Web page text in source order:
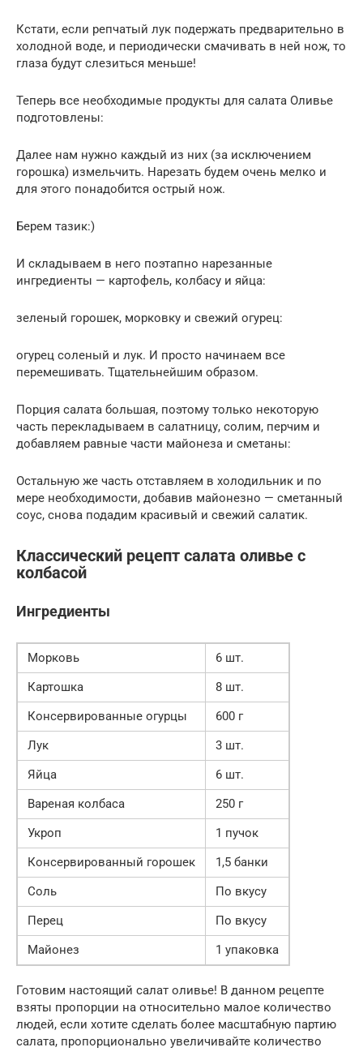
Кстати, если репчатый лук подержать предварительно в
холодной воде, и периодически смачивать в ней нож, то
глаза будут слезиться меньше!
Теперь все необходимые продукты для салата Оливье
подготовлены:
Далее нам нужно каждый из них (за исключением
горошка) измельчить. Нарезать будем очень мелко и
для этого понадобится острый нож.
Берем тазик:)
И складываем в него поэтапно нарезанные
ингредиенты — картофель, колбасу и яйца:
зеленый горошек, морковку и свежий огурец:
огурец соленый и лук. И просто начинаем все
перемешивать. Тщательнейшим образом.
Порция салата большая, поэтому только некоторую
часть перекладываем в салатницу, солим, перчим и
добавляем равные части майонеза и сметаны:
Остальную же часть отставляем в холодильник и по
мере необходимости, добавив майонезно — сметанный
соус, снова подадим красивый и свежий салатик.
Классический рецепт салата оливье с
колбасой
Ингредиенты
Морковь
6 шт.
Картошка
8 шт.
Консервированные огурцы
600 г
Лук
3 шт.
Яйца
6 шт.
Вареная колбаса
250 г
Укроп
1 пучок
Консервированный горошек
1,5 банки
Соль
По вкусу
Перец
По вкусу
Майонез
1 упаковка
Готовим настоящий салат оливье! В данном рецепте
взяты пропорции на относительно малое количество
людей, если хотите сделать более масштабную партию
салата, пропорционально увеличивайте количество